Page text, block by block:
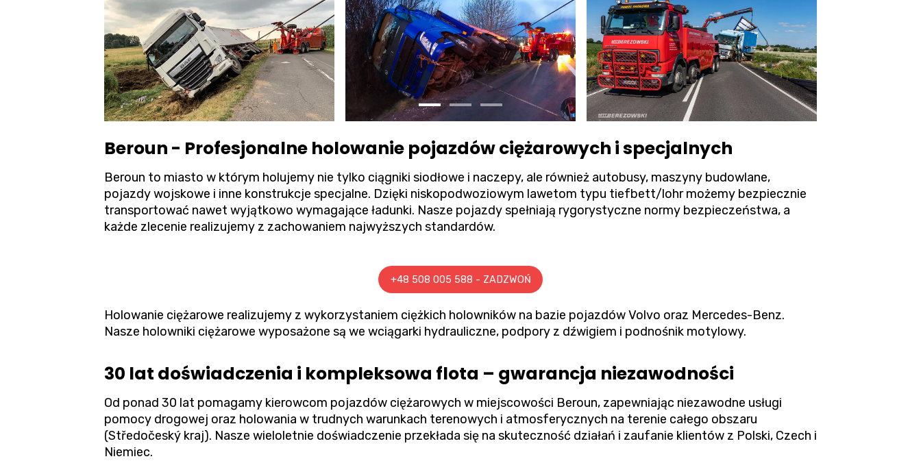
Beroun - Profesjonalne holowanie pojazdów ciężarowych i specjalnych
Beroun to miasto w którym holujemy nie tylko ciągniki siodłowe i naczepy, ale również autobusy, maszyny budowlane,
pojazdy wojskowe i inne konstrukcje specjalne. Dzięki niskopodwoziowym lawetom typu tiefbett/lohr możemy bezpiecznie
transportować nawet wyjątkowo wymagające ładunki. Nasze pojazdy spełniają rygorystyczne normy bezpieczeństwa, a
każde zlecenie realizujemy z zachowaniem najwyższych standardów.
+48 508 005 588 - ZADZWOŃ
Holowanie ciężarowe realizujemy z wykorzystaniem ciężkich holowników na bazie pojazdów Volvo oraz Mercedes-Benz.
Nasze holowniki ciężarowe wyposażone są we wciągarki hydrauliczne, podpory z dźwigiem i podnośnik motylowy.
30 lat doświadczenia i kompleksowa flota – gwarancja niezawodności
Od ponad 30 lat pomagamy kierowcom pojazdów ciężarowych w miejscowości Beroun, zapewniając niezawodne usługi
pomocy drogowej oraz holowania w trudnych warunkach terenowych i atmosferycznych na terenie całego obszaru
(Středočeský kraj). Nasze wieloletnie doświadczenie przekłada się na skuteczność działań i zaufanie klientów z Polski, Czech i
Niemiec.